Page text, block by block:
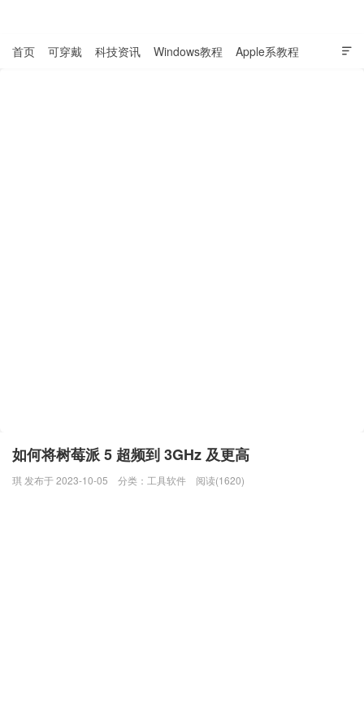

首页 可穿戴 科技资讯 Windows教程 Apple系教程
如何将树莓派 5 超频到 3GHz 及更高
琪 发布于 2023-10-05 分类： 工具软件 阅读(1620)